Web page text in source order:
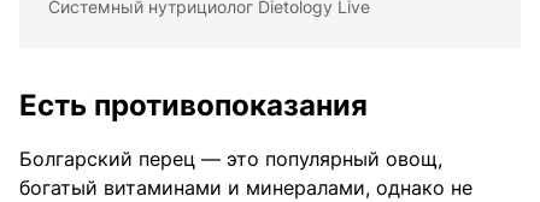
Системный нутрициолог Dietology Live
Есть противопоказания
Болгарский перец — это популярный овощ,
богатый витаминами и минералами, однако не